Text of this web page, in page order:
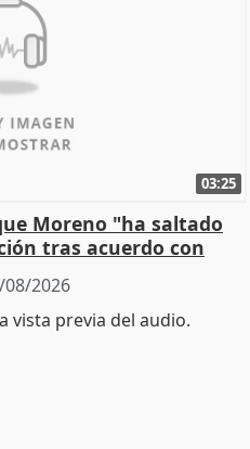
03:25
Moreno "ha saltado
tras acuerdo con
08/2026